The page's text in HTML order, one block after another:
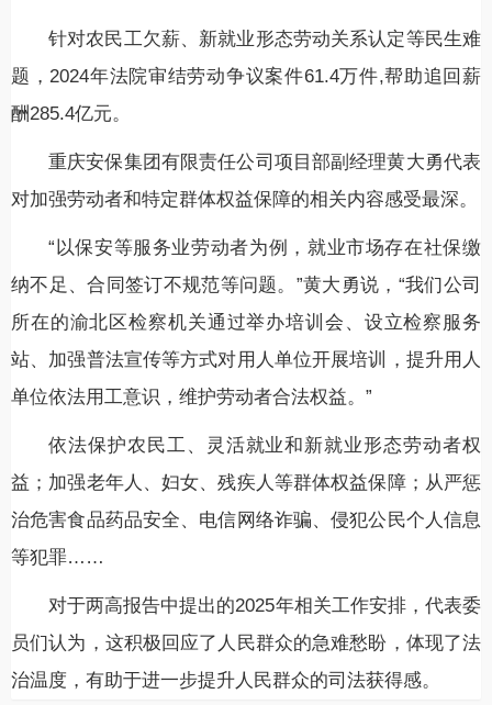
针对农民工欠薪、新就业形态劳动关系认定等民生难
题，2024年法院审结劳动争议案件61.4万件,帮助追回薪
酬285.4亿元。
重庆安保集团有限责任公司项目部副经理黄大勇代表
对加强劳动者和特定群体权益保障的相关内容感受最深。
“以保安等服务业劳动者为例，就业市场存在社保缴
纳不足、合同签订不规范等问题。”黄大勇说，“我们公司
所在的渝北区检察机关通过举办培训会、设立检察服务
站、加强普法宣传等方式对用人单位开展培训，提升用人
单位依法用工意识，维护劳动者合法权益。”
依法保护农民工、灵活就业和新就业形态劳动者权
益；加强老年人、妇女、残疾人等群体权益保障；从严惩
治危害食品药品安全、电信网络诈骗、侵犯公民个人信息
等犯罪……
对于两高报告中提出的2025年相关工作安排，代表委
员们认为，这积极回应了人民群众的急难愁盼，体现了法
治温度，有助于进一步提升人民群众的司法获得感。